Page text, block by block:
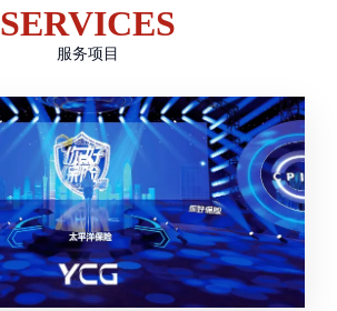
SERVICES
服务项目